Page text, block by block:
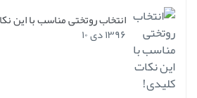
انتخاب روتختی مناسب با این
۱۳۹۶ دی ۱۰